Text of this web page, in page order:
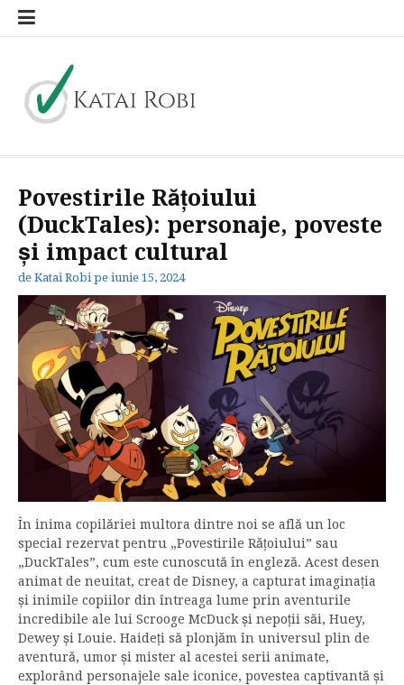
Sari
Povestirile Rățoiului
(DuckTales): personaje, poveste
și impact cultural
de Katai Robi pe iunie 15, 2024
În inima copilăriei multora dintre noi se află un loc
special rezervat pentru „Povestirile Rățoiului” sau
„DuckTales”, cum este cunoscută în engleză. Acest desen
animat de neuitat, creat de Disney, a capturat imaginația
și inimile copiilor din întreaga lume prin aventurile
incredibile ale lui Scrooge McDuck și nepoții săi, Huey,
Dewey și Louie. Haideți să plonjăm în universul plin de
aventură, umor și mister al acestei serii animate,
explorând personajele sale iconice, povestea captivantă și